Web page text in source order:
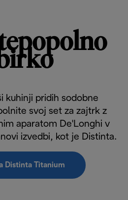
kuhinji pridih sodobne
svoj set za zajtrk z
aparatom De'Longhi v
izvedbi, kot je Distinta.
Distinta Titanium